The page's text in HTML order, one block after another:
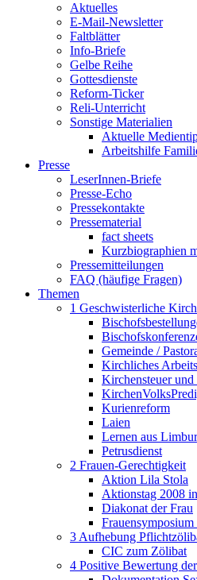
Aktuelles
E-Mail-Newsletter
Faltblätter
Info-Briefe
Gelbe Reihe
Gottesdienste
Reform-Ticker
Reli-Unterricht
Sonstige Materialien
Aktuelle
Arbeitshilfe
Presse
LeserInnen-Briefe
Presse-Echo
Pressekontakte
Pressematerial
fact sheets
Kurzbiographien
Pressemitteilungen
FAQ (häufige Fragen)
Themen
1 Geschwisterliche
Gemeinde /
Kirchliches
Kirchensteuer
Kurienreform
Laien
Lernen aus
Petrusdienst
2 Frauen-Gerechtigkeit
Aktion Lila Stola
Aktionstag 2008
Diakonat der Frau
Frauensymposium
3 Aufhebung
CIC zum Zölibat
4 Positive Bewertung